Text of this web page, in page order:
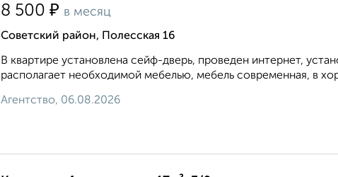
8 500 ₽ в месяц
Советский район, Полесская 16
В квартире установлена сейф-дверь, проведен интернет,
располагает необходимой мебелью, мебель современная, в
Агентство, 06.08.2026